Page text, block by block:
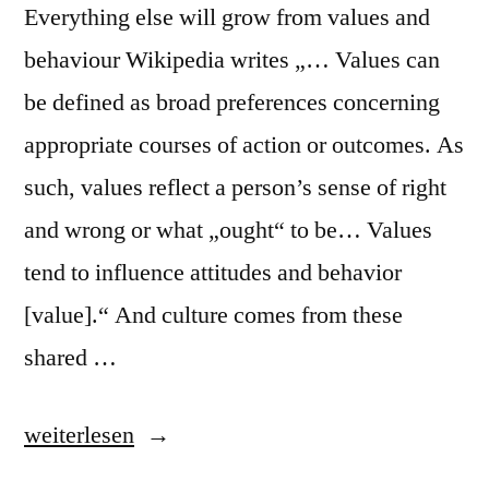
Everything else will grow from values and
behaviour Wikipedia writes „… Values can
be defined as broad preferences concerning
appropriate courses of action or outcomes. As
such, values reflect a person’s sense of right
and wrong or what „ought“ to be… Values
tend to influence attitudes and behavior
[value].“ And culture comes from these
shared …
„Why
weiterlesen